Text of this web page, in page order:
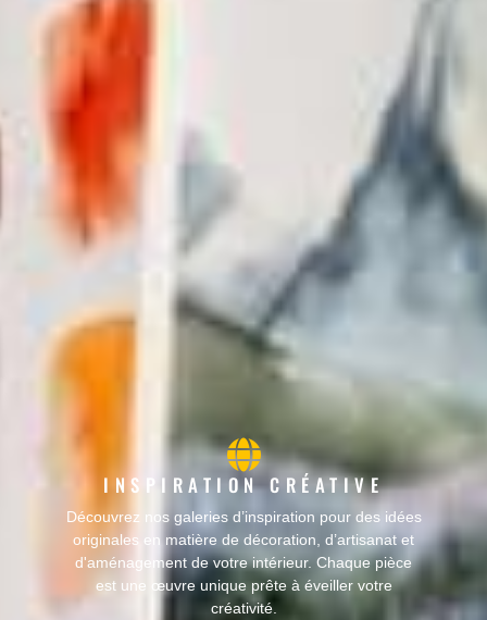
INSPIRATION CRÉATIVE
Découvrez nos galeries d’inspiration pour des idées
originales en matière de décoration, d’artisanat et
d'aménagement de votre intérieur. Chaque pièce
est une œuvre unique prête à éveiller votre
créativité.